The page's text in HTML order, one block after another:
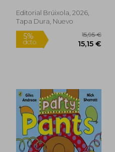
16,95 €
Rápido
Editorial Brúixola, 2026,
Tapa Dura, Nuevo